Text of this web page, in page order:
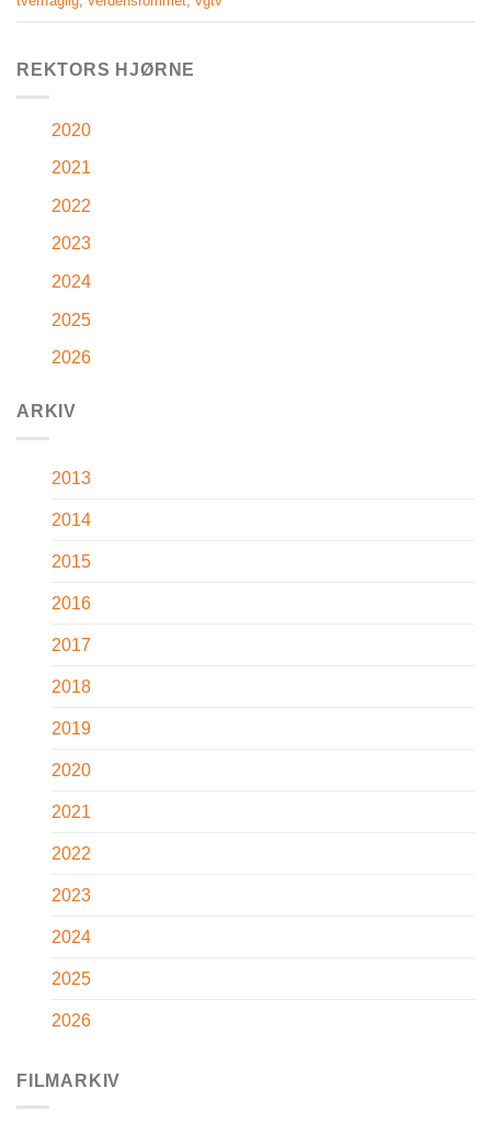
REKTORS HJØRNE
2020
2021
2022
2023
2024
2025
2026
ARKIV
2013
2014
2015
2016
2017
2018
2019
2020
2021
2022
2023
2024
2025
2026
FILMARKIV